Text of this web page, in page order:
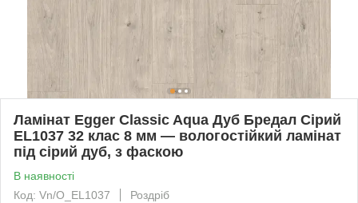
Ламінат Egger Classic Aqua Дуб Бредал Сірий
EL1037 32 клас 8 мм — вологостійкий ламінат
під сірий дуб, з фаскою
В наявності
Код: Vn/О_EL1037
Роздріб